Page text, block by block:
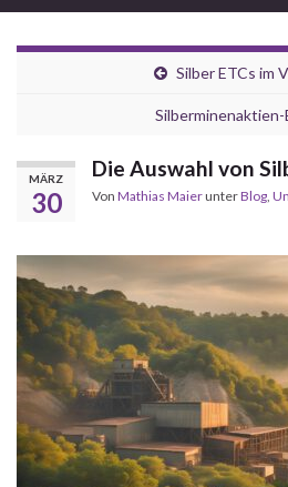
Silber ETCs im
Silberminenaktien-
MÄRZ
30
Die Auswahl von
Von Mathias MaierunterBlog,